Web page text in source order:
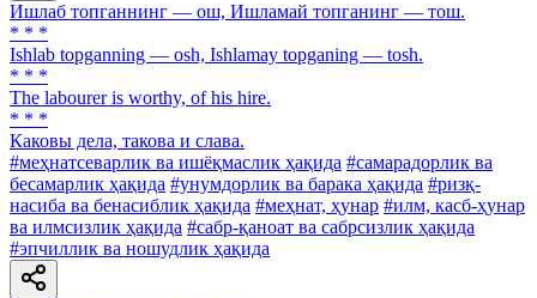
Ишлаб топганнинг — ош, Ишламай топганинг — тош.
* * *
Ishlab topganning — osh, Ishlamay topganing — tosh.
* * *
The labourer is worthy, of his hire.
* * *
Каковы дела, такова и слава.
#меҳнатсеварлик ва ишёқмаслик ҳақида #самарадорлик ва
бесамарлик ҳақида #унумдорлик ва барака ҳақида #ризқ-
насиба ва бенасиблик ҳақида #меҳнат, ҳунар #илм, касб-ҳунар
ва илмсизлик ҳақида #сабр-қаноат ва сабрсизлик ҳақида
#эпчиллик ва ношудлик ҳақида